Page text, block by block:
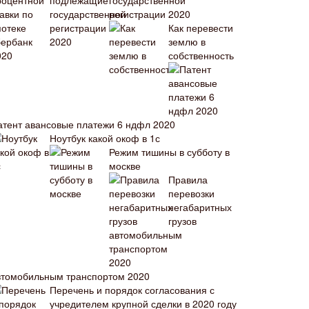
регистрации 2020
Как перевести
землю в
собственность
авансовые платежи 6 ндфл 2020
Ноутбук какой окоф в 1с
Режим тишины в субботу в
москве
Правила
перевозки
негабаритных
грузов
транспортом 2020
Перечень и порядок согласования с
учредителем крупной сделки в 2020 году